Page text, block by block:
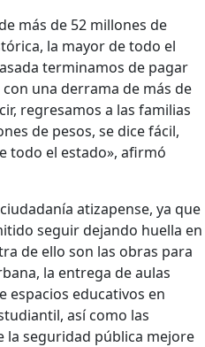
más de 52 millones de
la mayor de todo el
terminamos de pagar
una derrama de más de
regresamos a las familias
de pesos, se dice fácil,
todo el estado», afirmó
atizapense, ya que
seguir dejando huella en
de ello son las obras para
la entrega de aulas
espacios educativos en
así como las
la seguridad pública mejore